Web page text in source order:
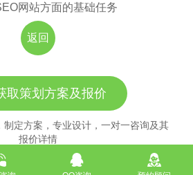
网站方面的基础任务
返回
取策划方案及报价
制定方案，专业设计，一对一咨询及其
报价详情
服务热线